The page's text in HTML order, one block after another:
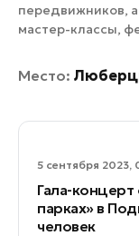
5 сентября 2023,
Гала-концерт
парках» в
человек
передвижников,
мастер-классы,
Место: